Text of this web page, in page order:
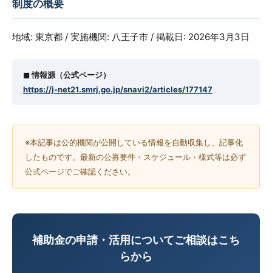
制度の概要
地域: 東京都 / 実施機関: 八王子市 / 掲載日: 2026年3月3日
◼︎ 情報源（公式ページ）
https://j-net21.smrj.go.jp/snavi2/articles/177147
※本記事は公的機関が公開している情報を自動収集し、記事化
したものです。最新の公募要件・スケジュール・様式等は必ず
公式ページでご確認ください。
補助金の申請・活用についてご相談はこち
らから